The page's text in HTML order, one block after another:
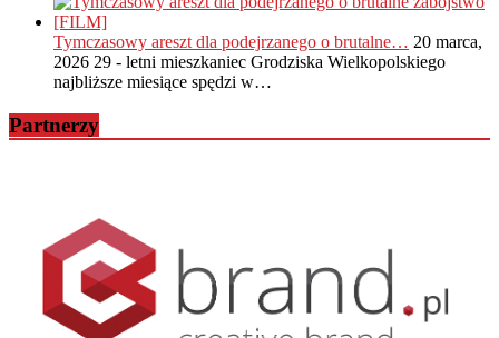
Tymczasowy areszt dla podejrzanego o brutalne… 20 marca,
2026 29 - letni mieszkaniec Grodziska Wielkopolskiego
najbliższe miesiące spędzi w…
Partnerzy